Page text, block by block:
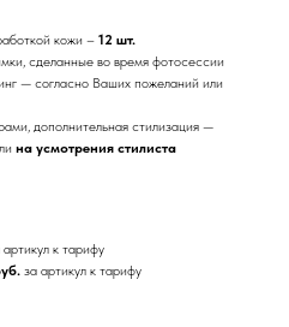
кожи – 12 шт.
сделанные во время фотосессии
— согласно Ваших пожеланий или
дополнительная стилизация —
на усмотрения стилиста
артикул к тарифу
за артикул к тарифу